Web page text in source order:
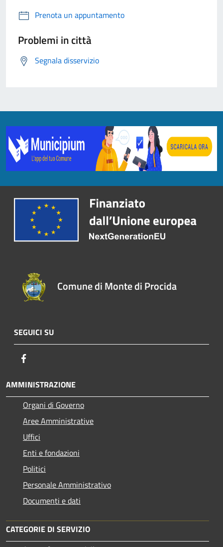
Prenota un appuntamento
Problemi in città
Segnala disservizio
Comune di Monte di Procida
SEGUICI SU
AMMINISTRAZIONE
Organi di Governo
Aree Amministrative
Uffici
Enti e fondazioni
Politici
Personale Amministrativo
Documenti e dati
CATEGORIE DI SERVIZIO